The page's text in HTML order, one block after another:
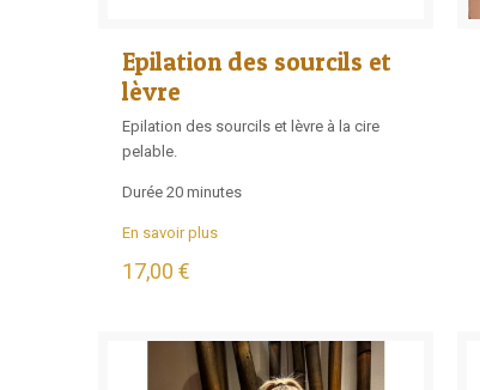
Epilation des sourcils et
lèvre
Epilation des sourcils et lèvre à la cire
pelable.
Durée 20 minutes
En savoir plus
17,00 €